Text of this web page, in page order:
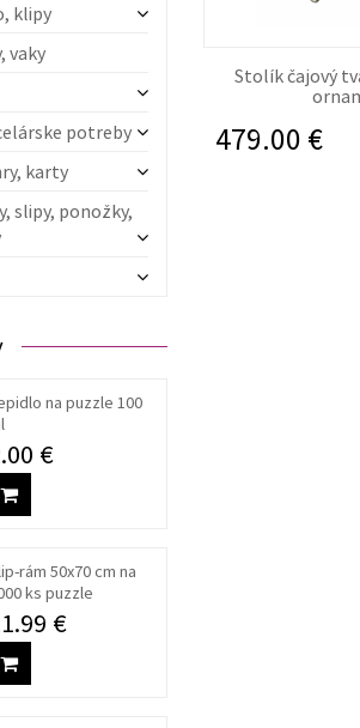
klipy
vaky
potreby
karty
slipy, ponožky,
na puzzle 100
€
rám 50x70 cm na
ks puzzle
€
Stolík čajový
479.00 €